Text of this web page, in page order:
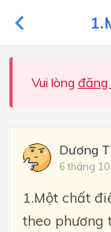
Vui lòng đăng
Dương
6 tháng
1.Một chất
theo phương